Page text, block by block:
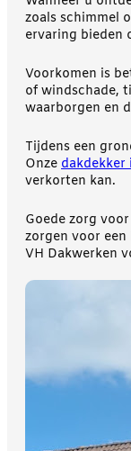
zoals schimmel
ervaring bieden
Voorkomen is
of windschade,
waarborgen en
Tijdens een
Onze dakdekker
verkorten kan.
Goede zorg
zorgen voor
VH Dakwerken